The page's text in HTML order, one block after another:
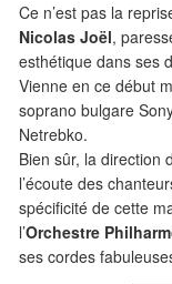
Ce n’est pas la
Nicolas Joël,
esthétique dans ses
Vienne en ce début
soprano bulgare
Netrebko.
Bien sûr, la direction
l’écoute des
spécificité de cette
l’Orchestre
ses cordes